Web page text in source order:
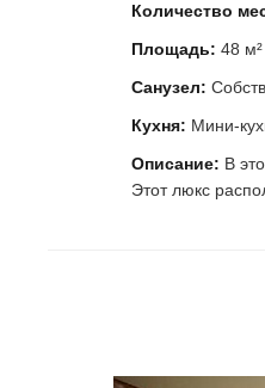
Количество
Площадь: 48 м²
Санузел:
Кухня: Мини-
Описание: В
Этот люкс